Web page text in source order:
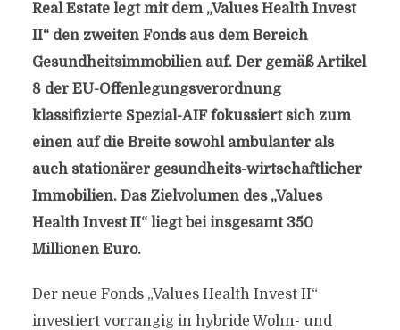
Real Estate legt mit dem „Values Health Invest
II“ den zweiten Fonds aus dem Bereich
Gesundheitsimmobilien auf. Der gemäß Artikel
8 der EU-Offenlegungsverordnung
klassifizierte Spezial-AIF fokussiert sich zum
einen auf die Breite sowohl ambulanter als
auch stationärer gesundheits-wirtschaftlicher
Immobilien. Das Zielvolumen des „Values
Health Invest II“ liegt bei insgesamt 350
Millionen Euro.
Der neue Fonds „Values Health Invest II“
investiert vorrangig in hybride Wohn- und